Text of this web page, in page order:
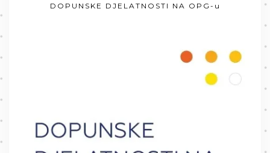
DOPUNSKE DJELATNOSTI NA OPG-u